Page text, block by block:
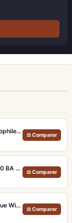
Bowers & Wilkins PX7 S2e – Casque audiophile sans fil ANC 30h
⚖ Comparer
FiiO FA19 – Écouteurs intra-auriculaires 10 BA Knowles avec technologie S.Turbo
⚖ Comparer
Technics EAH-AZ100 Noir – Écouteurs True Wireless audiophiles avec drivers MFD et autonomie 29h
⚖ Comparer